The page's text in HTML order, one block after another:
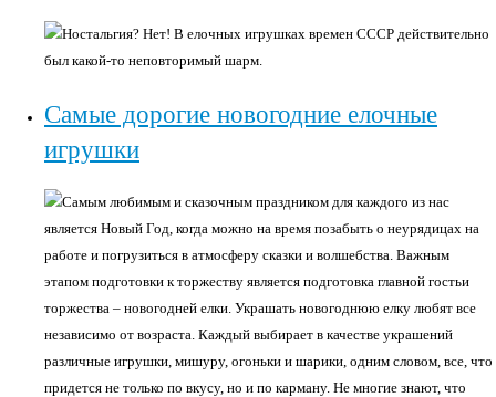
Ностальгия? Нет! В елочных игрушках времен СССР действительно
был какой-то неповторимый шарм.
Самые дорогие новогодние елочные
игрушки
Самым любимым и сказочным праздником для каждого из нас
является Новый Год, когда можно на время позабыть о неурядицах на
работе и погрузиться в атмосферу сказки и волшебства. Важным
этапом подготовки к торжеству является подготовка главной гостьи
торжества – новогодней елки. Украшать новогоднюю елку любят все
независимо от возраста. Каждый выбирает в качестве украшений
различные игрушки, мишуру, огоньки и шарики, одним словом, все, что
придется не только по вкусу, но и по карману. Не многие знают, что